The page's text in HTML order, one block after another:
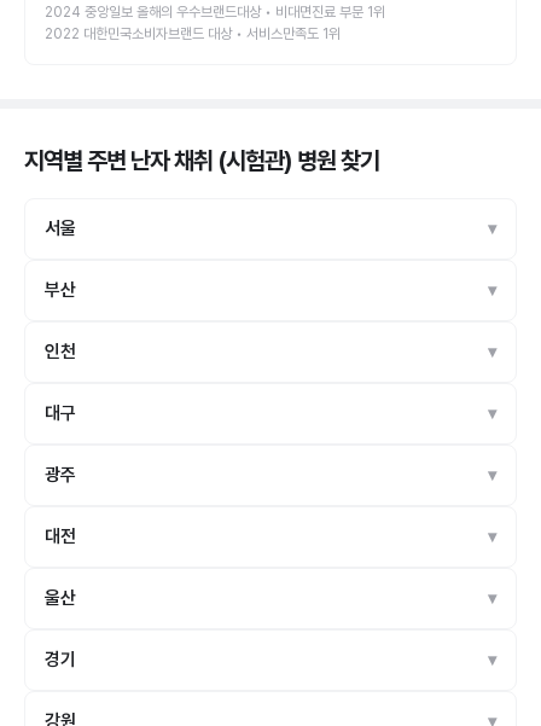
2024 중앙일보 올해의 우수브랜드대상 • 비대면진료 부문 1위
2022 대한민국소비자브랜드 대상 • 서비스만족도 1위
지역별 주변 난자 채취 (시험관) 병원찾기
서울
부산
인천
대구
광주
대전
울산
경기
강원